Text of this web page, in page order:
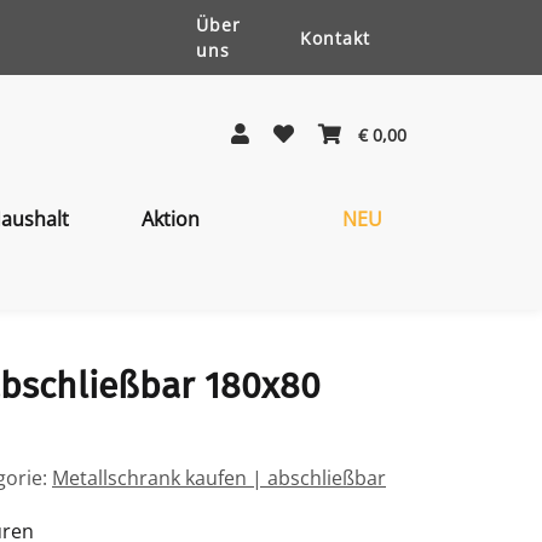
Über
uns
Kontakt
€ 0,00
Aktion NEU
180x80
Metallschrank kaufen | abschließbar